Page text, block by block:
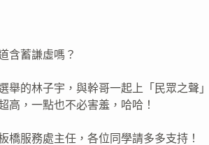
含蓄謙虛嗎？
舉的林子宇，與幹哥一起上「民眾之聲
高，一點也不必害羞，哈哈！
橋服務處主任，各位同學請多多支持！